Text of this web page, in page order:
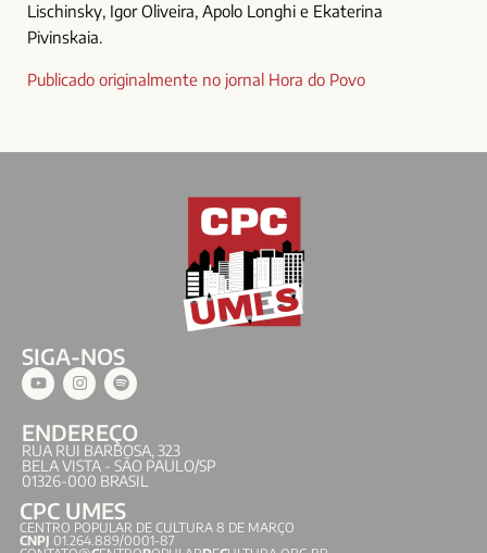
Lischinsky, Igor Oliveira, Apolo Longhi e Ekaterina
Pivinskaia.
Publicado originalmente no jornal Hora do Povo
SIGA-NOS
ENDEREÇO
RUA RUI BARBOSA, 323
BELA VISTA - SÃO PAULO/SP
01326-000 BRASIL
CPC UMES
CENTRO POPULAR DE CULTURA 8 DE MARÇO
CNPJ 01.264.889/0001-87